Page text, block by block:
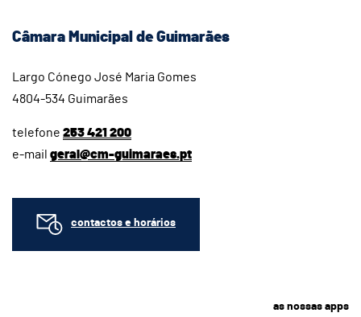
Câmara Municipal de Guimarães
Largo Cónego José Maria Gomes
4804-534 Guimarães
telefone 253 421 200
e-mail geral@cm-guimaraes.pt
contactos e horários
as nossas apps